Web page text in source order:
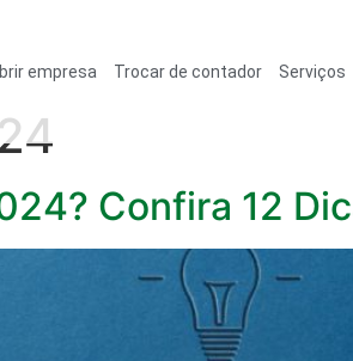
empresa Trocar de contador Serviços
Confira 12